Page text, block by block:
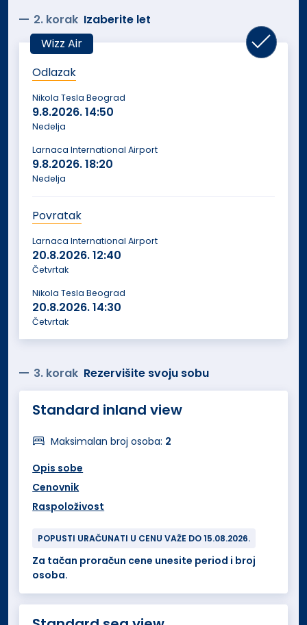
2. korak Izaberite let
Wizz Air
Nikola Tesla Beograd
9.8.2026.14:50
Nedelja
Odlazak
Larnaca International Airport
9.8.2026.18:20
Nedelja
Larnaca International Airport
20.8.2026.12:40
Četvrtak
Povratak
Nikola Tesla Beograd
20.8.2026.14:30
Četvrtak
3. korak Rezervišite svoju sobu
Standard inland view
Maksimalan broj osoba: 2
Opis sobe
Cenovnik
Raspoloživost
POPUSTI URAČUNATI U CENU VAŽE DO 15.08.2026.
Za tačan proračun cene unesite period i broj
osoba.